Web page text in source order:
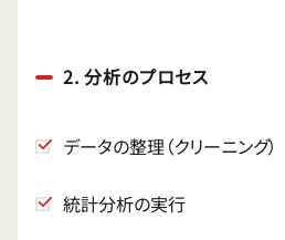
2. 分析のプロセス
データの整理（クリーニング）
統計分析の実行